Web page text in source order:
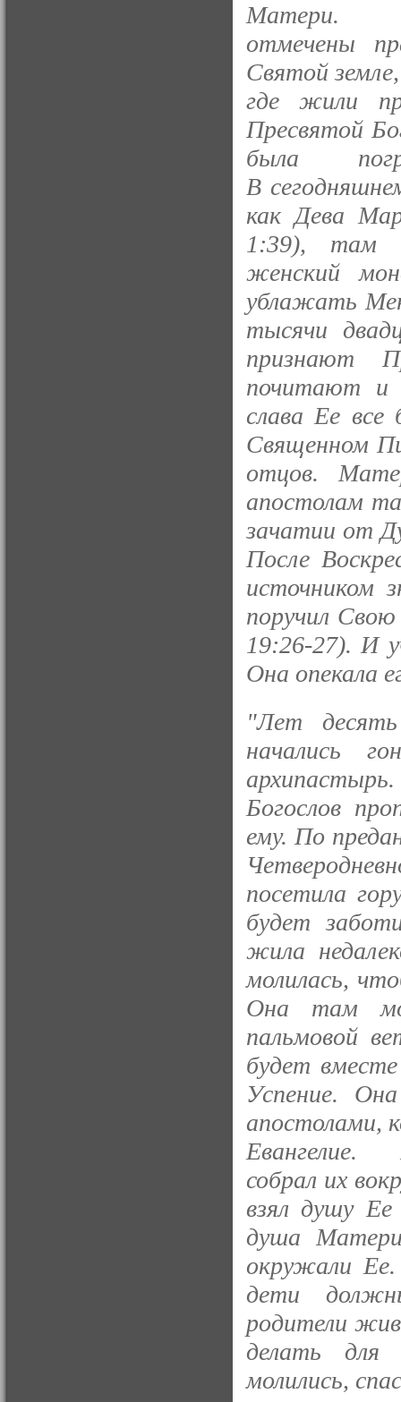
отмечены
Святой
где жили
Пресвятой
была
В
как Дева
1:39), там
женский
ублажать
тысячи
признают
почитают и
слава Ее
Священном
отцов.
апостолам
зачатии от
После
источником
поручил
19:26-27). И
Она опекала
"Лет
начались
Богослов
ему. По
посетила
будет
жила
молилась,
Она там
пальмовой
будет
Успение.
апостолами,
собрал их
взял душу
душа
окружали
дети
родители
делать
молились,